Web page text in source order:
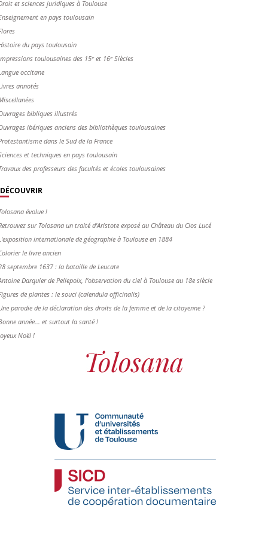
et sciences juridiques à Toulouse
en pays toulousain
du pays toulousain
toulousaines des 15ᵉ et 16ᵉ Siècles
occitane
annotés
bibliques illustrés
ibériques anciens des bibliothèques toulousaines
dans le Sud de la France
et techniques en pays toulousain
des professeurs des facultés et écoles toulousaines
DÉCOUVRIR
évolue !
sur Tolosana un traité d'Aristote exposé au Château du Clos Lucé
internationale de géographie à Toulouse en 1884
le livre ancien
septembre 1637 : la bataille de Leucate
Darquier de Pellepoix, l’observation du ciel à Toulouse au 18e siècle
de plantes : le souci (calendula officinalis)
parodie de la déclaration des droits de la femme et de la citoyenne ?
année... et surtout la santé !
Noël !